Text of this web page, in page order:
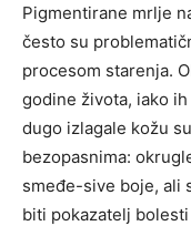
Pigmentirane mrlje
često su
procesom starenja.
godine života, iako
dugo izlagale kožu
bezopasnima:
smeđe-sive boje, ali
biti pokazatelj